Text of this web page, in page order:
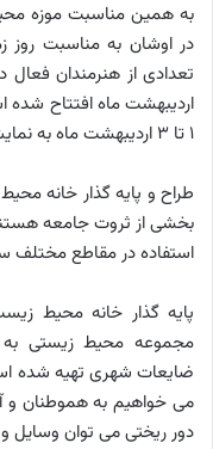
به همین مناسبت موزه
در اوشان به مناسبت روز
تعدادی از هنرمندان فعال
اردیبهشت ماه افتتاح شده
۱ تا ۳ اردیبهشت ماه به نمایش گذاشته شد.
طراح و پایه گذار خانه
بخشی از ثروت جامعه هستند
استفاده در مقاطع مختلف
پایه گذار خانه محیط
مجموعه محیط زیستی به
ضایعات شهری تهیه شده
می خواهیم به هموطنان و
دور ریختی می توان وسایل و